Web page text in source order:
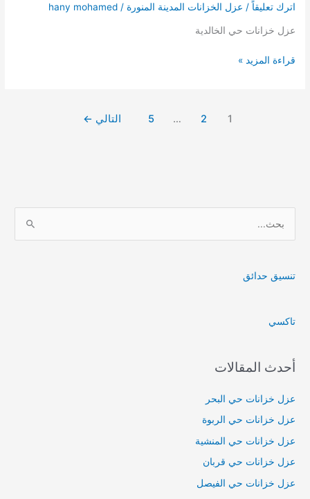
اترك تعليقاً / عزل الخزانات المدينة المنورة /
hany mohamed
عزل خزانات حي الخالدية
عزل
قراءة المزيد »
1
2
…
5 التالي ←
ن
تنسيق حدائق
تاكسي
أحدث المقالات
عزل خزانات حي البحر
عزل خزانات حي الربوة
عزل خزانات حي المنشية
عزل خزانات حي قربان
عزل خزانات حي الفيصل